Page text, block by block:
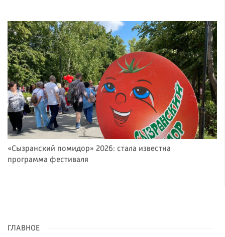
«Сызранский помидор» 2026: стала известна
программа фестиваля
ГЛАВНОЕ